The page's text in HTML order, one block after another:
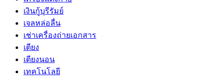
เงินกู้บุรีรัมย์
เจลหล่อลื่น
เช่าเครื่องถ่ายเอกสาร
เตียง
เตียงนอน
เทคโนโลยี